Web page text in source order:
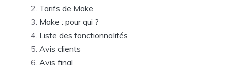
Tarifs de Make
Make : pour qui ?
Liste des fonctionnalités
Avis clients
Avis final